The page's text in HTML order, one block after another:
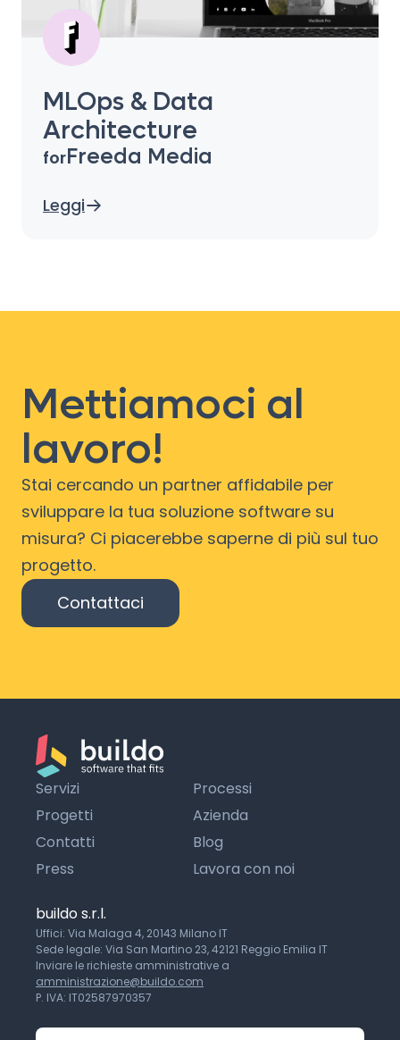
MLOps & Data
Architecture
forFreeda Media
Leggi
Mettiamoci al
lavoro!
Stai cercando un partner affidabile per
sviluppare la tua soluzione software su
misura? Ci piacerebbe saperne di più sul tuo
progetto.
Contattaci
Servizi
Processi
Progetti
Azienda
Contatti
Blog
Press
Lavora con noi
buildo s.r.l.
Uffici: Via Malaga 4, 20143 Milano IT
Sede legale: Via San Martino 23, 42121 Reggio Emilia IT
Inviare le richieste amministrative a
amministrazione@buildo.com
P. IVA: IT02587970357